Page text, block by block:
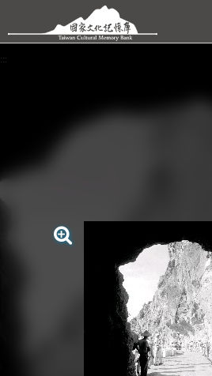
跳到主要內容區塊
:::